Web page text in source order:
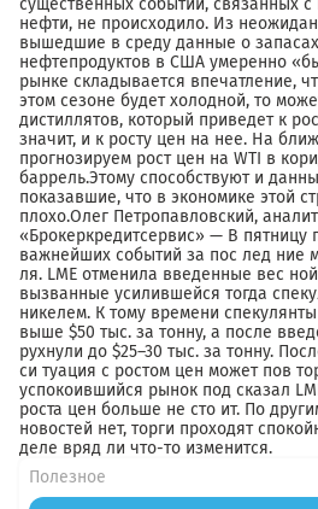
существенных событий, связанных
нефти, не происходило. Из
вышедшие в среду данные о
нефтепродуктов в США умеренно
рынке складывается впечатление,
этом сезоне будет холодной, то
дистиллятов, который приведет к
значит, и к росту цен на нее. На
прогнозируем рост цен на WTI в
баррель.Этому способствуют и
показавшие, что в экономике этой
плохо.Олег Петропавловский,
«Брокеркредитсервис» — В пятницу
важнейших событий за пос лед ние
ля. LME отменила введенные вес
вызванные усилившейся тогда
никелем. К тому времени
выше $50 тыс. за тонну, а после
рухнули до $25–30 тыс. за тонну.
си туация с ростом цен может пов
успокоившийся рынок под сказал
роста цен больше не сто ит. По
новостей нет, торги проходят
деле вряд ли что-то изменится.
Полезное